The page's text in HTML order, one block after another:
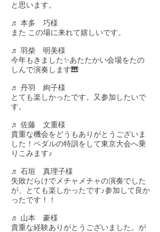
と思います。
♬ 本多 巧様
また この場に来れて嬉しいです。
♬ 羽柴 明美様
​今年もきました✨あたたかい会場をたの
しんで演奏します🎹
♬ 丹羽 絢子様
とても楽しかったです。又参加したいで
す。
♬ 佐藤 文重様
貴重な機会をどうもありがとうございま
した！ペダルの特訓をして東京大会へ乗
りこみます♪
♬ 石垣 真理子様
失敗だらけでメチャメチャの演奏でした
が、とても楽しかったです♪参加して良か
ったです！！
♬ 山本 豪様
貴重な経験ありがとうございました。が